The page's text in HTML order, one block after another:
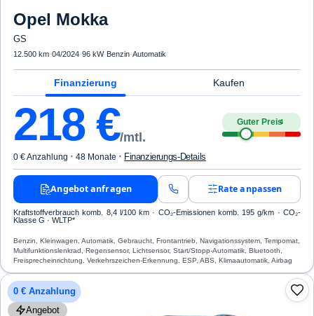
Opel Mokka
GS
12.500 km·04/2024·96 kW· Benzin·Automatik
Finanzierung Kaufen
218€/mtl.
Guter Preis4
0 € Anzahlung · 48 Monate · Finanzierungs-Details
Angebot anfragen Rate anpassen
Kraftstoffverbrauch komb. 8,4 l/100 km · CO₂-Emissionen komb. 195 g/km · CO₂-
Klasse G · WLTP*
Benzin, Kleinwagen, Automatik, Gebraucht, Frontantrieb, Navigationssystem, Tempomat,
Multifunktionslenkrad, Regensensor, Lichtsensor, Start/Stopp-Automatik, Bluetooth,
Freisprecheinrichtung, Verkehrszeichen-Erkennung, ESP, ABS, Klimaautomatik, Airbag
0 € Anzahlung
Angebot